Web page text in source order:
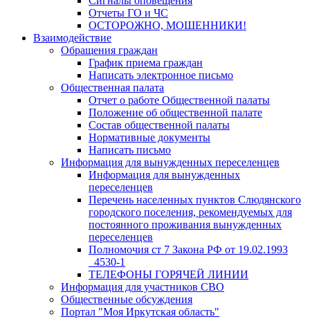
Отчеты ГО и ЧС
ОСТОРОЖНО, МОШЕННИКИ!
Взаимодействие
Обращения граждан
График приема граждан
Написать электронное письмо
Общественная палата
Отчет о работе Общественной палаты
Положение об общественной палате
Состав общественной палаты
Нормативные документы
Написать письмо
Информация для вынужденных переселенцев
Информация для вынужденных
переселенцев
Перечень населенных пунктов Слюдянского
городского поселения, рекомендуемых для
постоянного проживания вынужденных
переселенцев
Полномочия ст 7 Закона РФ от 19.02.1993
_4530-1
ТЕЛЕФОНЫ ГОРЯЧЕЙ ЛИНИИ
Информация для участников СВО
Общественные обсуждения
Портал "Моя Иркутская область"